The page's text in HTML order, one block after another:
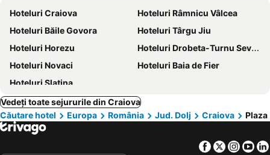
Hoteluri Craiova
Hoteluri Râmnicu Vâlcea
Hoteluri Băile Govora
Hoteluri Târgu Jiu
Hoteluri Horezu
Hoteluri Drobeta-Turnu Severin
Hoteluri Novaci
Hoteluri Baia de Fier
Hoteluri Slatina
Vedeți toate sejururile din Craiova
Căutare hotel
Europa România Jud. Dolj Craiova Plaza
Facebook
Twitter